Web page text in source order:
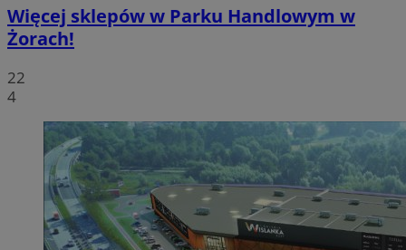
Więcej sklepów w Parku Handlowym w
Żorach!
22
4